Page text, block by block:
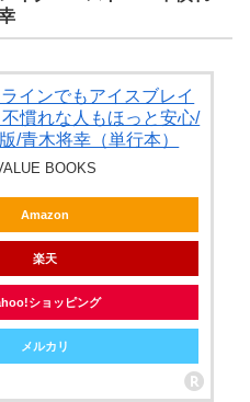
ラインでもアイスブレイ
慣れな人もほっと安心/
/青木将幸（単行本）
BOOKS
Amazon
楽天
ショッピング
メルカリ